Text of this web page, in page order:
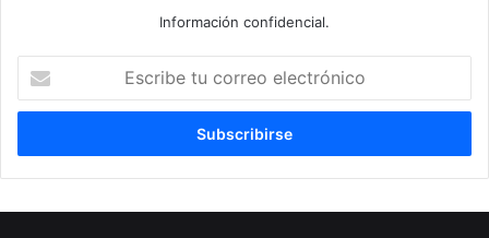
Información confidencial.
correo